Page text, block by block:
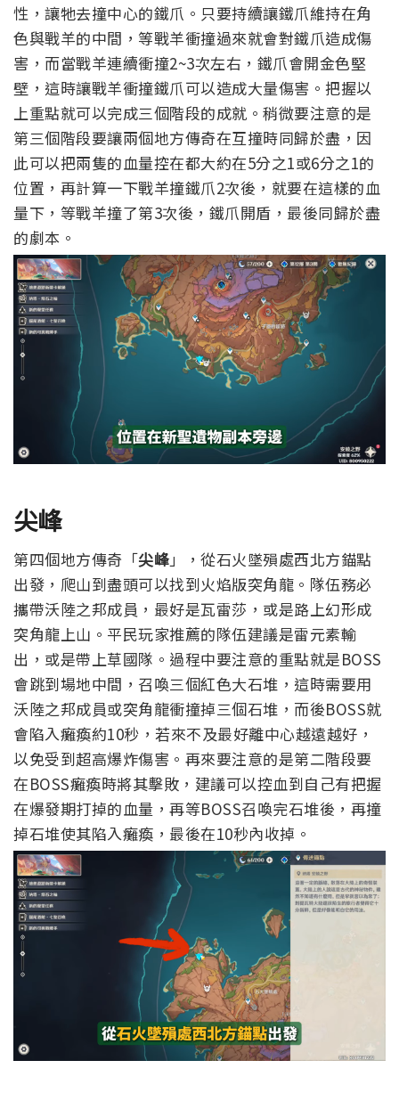
性，讓牠去撞中心的鐵爪。 只要持續讓鐵爪維持在角
色與戰羊的中間，等戰羊衝撞過來就會對鐵爪造成傷
害，而當戰羊連續衝撞2~3次左右，鐵爪會開金色堅
壁，這時讓戰羊衝撞鐵爪可以造成大量傷害。 把握以
上重點就可以完成三個階段的成就。 稍微要注意的是
第三個階段要讓兩個地方傳奇在互撞時同歸於盡，因
此可以把兩隻的血量控在都大約在5分之1或6分之1的
位置，再計算一下戰羊撞鐵爪2次後，就要在這樣的血
量下，等戰羊撞了第3次後，鐵爪開盾，最後同歸於盡
的劇本。
尖峰
第四個地方傳奇「尖峰」，從石火墜殞處西北方錨點
出發，爬山到盡頭可以找到火焰版突角龍。 隊伍務必
攜帶沃陸之邦成員，最好是瓦雷莎，或是路上幻形成
突角龍上山。 平民玩家推薦的隊伍建議是雷元素輸
出，或是帶上草國隊。 過程中要注意的重點就是BOSS
會跳到場地中間，召喚三個紅色大石堆，這時需要用
沃陸之邦成員或突角龍衝撞掉三個石堆，而後BOSS就
會陷入癱瘓約10秒，若來不及最好離中心越遠越好，
以免受到超高爆炸傷害。 再來要注意的是第二階段要
在BOSS癱瘓時將其擊敗，建議可以控血到自己有把握
在爆發期打掉的血量，再等BOSS召喚完石堆後，再撞
掉石堆使其陷入癱瘓，最後在10秒內收掉。